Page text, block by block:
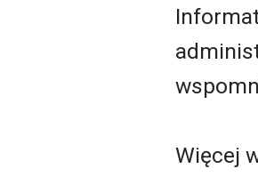
Więcej